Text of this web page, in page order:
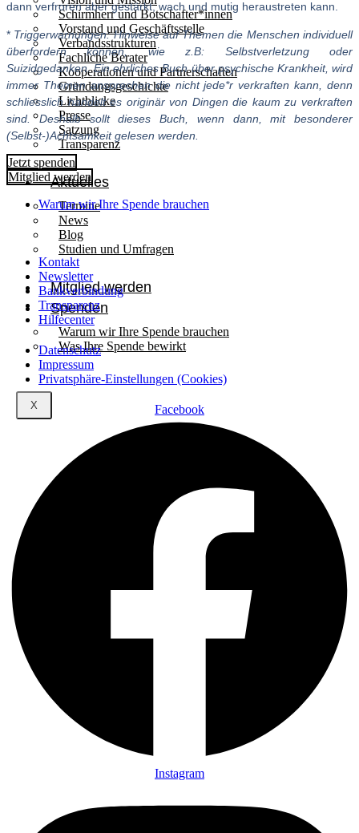
Schirmherr und Botschafter*innen
Vorstand und Geschäftsstelle
Verbandsstrukturen
Fachliche Berater
Kooperationen und Partnerschaften
Gründungsgeschichte
Lichtblicke
Presse
Satzung
Transparenz
Aktuelles
Termine
News
Blog
Studien und Umfragen
Mitglied werden
Spenden
Warum wir Ihre Spende brauchen
Was Ihre Spende bewirkt
X
dann verfroren aber gestärkt, wach und mutig heraustreten kann.
* Triggerwarnungen: Hinweise auf Themen die Menschen individuell
überfordern können, wie z.B: Selbstverletzung oder
Suizidgedanken. Ein ehrliches Buch über psychische Krankheit, wird
immer Themen ansprechen die nicht jede*r verkraften kann, denn
schliesslich handelt es originär von Dingen die kaum zu verkraften
sind. Deshalb sollt dieses Buch, wenn dann, mit besonderer
(Selbst-)Achtsamkeit gelesen werden.
Jetzt spenden
Mitglied werden
Warum wir Ihre Spende brauchen
Kontakt
Newsletter
Bankverbindung
Transparenz
Hilfecenter
Datenschutz
Impressum
Privatsphäre-Einstellungen (Cookies)
Facebook
Instagram